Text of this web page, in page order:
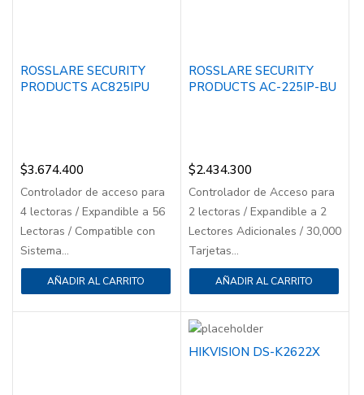
ROSSLARE SECURITY
PRODUCTS AC825IPU
$3.674.400
Controlador de acceso para
4 lectoras / Expandible a 56
Lectoras / Compatible con
Sistema...
AÑADIR AL CARRITO
ROSSLARE SECURITY
PRODUCTS AC-225IP-BU
$2.434.300
Controlador de Acceso para
2 lectoras / Expandible a 2
Lectores Adicionales / 30,000
Tarjetas...
AÑADIR AL CARRITO
HIKVISION DS-K2622X